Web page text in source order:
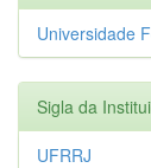
Universidade
Sigla da
UFRRJ